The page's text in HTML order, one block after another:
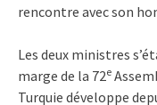
rencontre avec son
Les deux ministres
marge de la 72e
Turquie développe